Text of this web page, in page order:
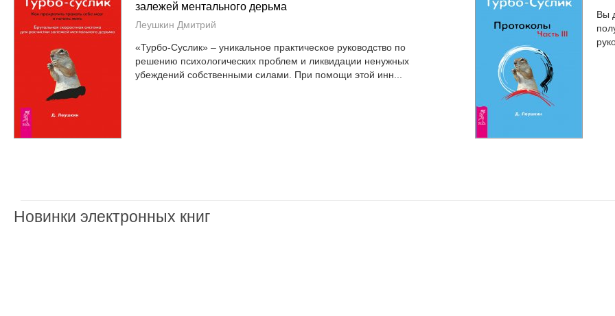
залежей ментального дерьма
Леушкин Дмитрий
«Турбо-Суслик» – уникальное практическое руководство по
решению психологических проблем и ликвидации ненужных
убеждений собственными силами. При помощи этой инн...
Вы
Новинки электронных книг